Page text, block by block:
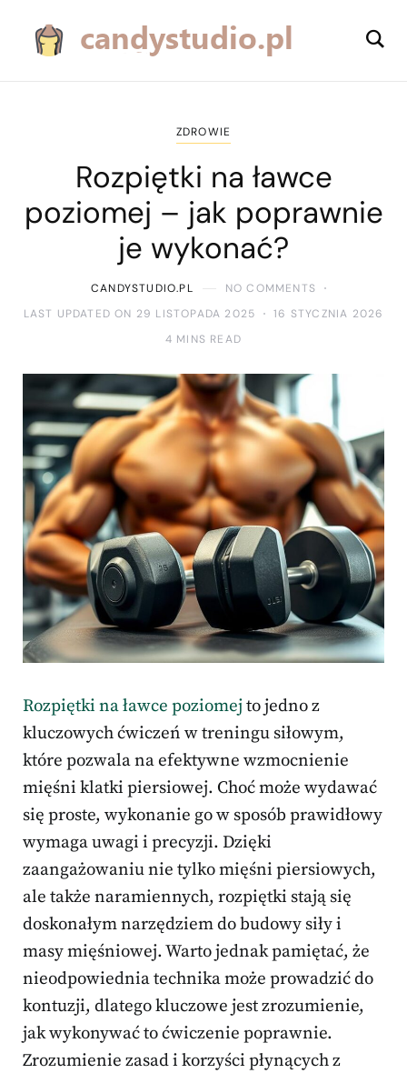
ZDROWIE
Rozpiętki na ławce
poziomej – jak poprawnie
je wykonać?
CANDYSTUDIO.PL
NO COMMENTS
LAST UPDATED ON 29 LISTOPADA 2025
16 STYCZNIA 2026
4 MINS READ
Rozpiętki na ławce poziomejto jedno z
kluczowych ćwiczeń w treningu siłowym,
które pozwala na efektywne wzmocnienie
mięśni klatki piersiowej. Choć może wydawać
się proste, wykonanie go w sposób prawidłowy
wymaga uwagi i precyzji. Dzięki
zaangażowaniu nie tylko mięśni piersiowych,
ale także naramiennych, rozpiętki stają się
doskonałym narzędziem do budowy siły i
masy mięśniowej. Warto jednak pamiętać, że
nieodpowiednia technika może prowadzić do
kontuzji, dlatego kluczowe jest zrozumienie,
jak wykonywać to ćwiczenie poprawnie.
Zrozumienie zasad i korzyści płynących z